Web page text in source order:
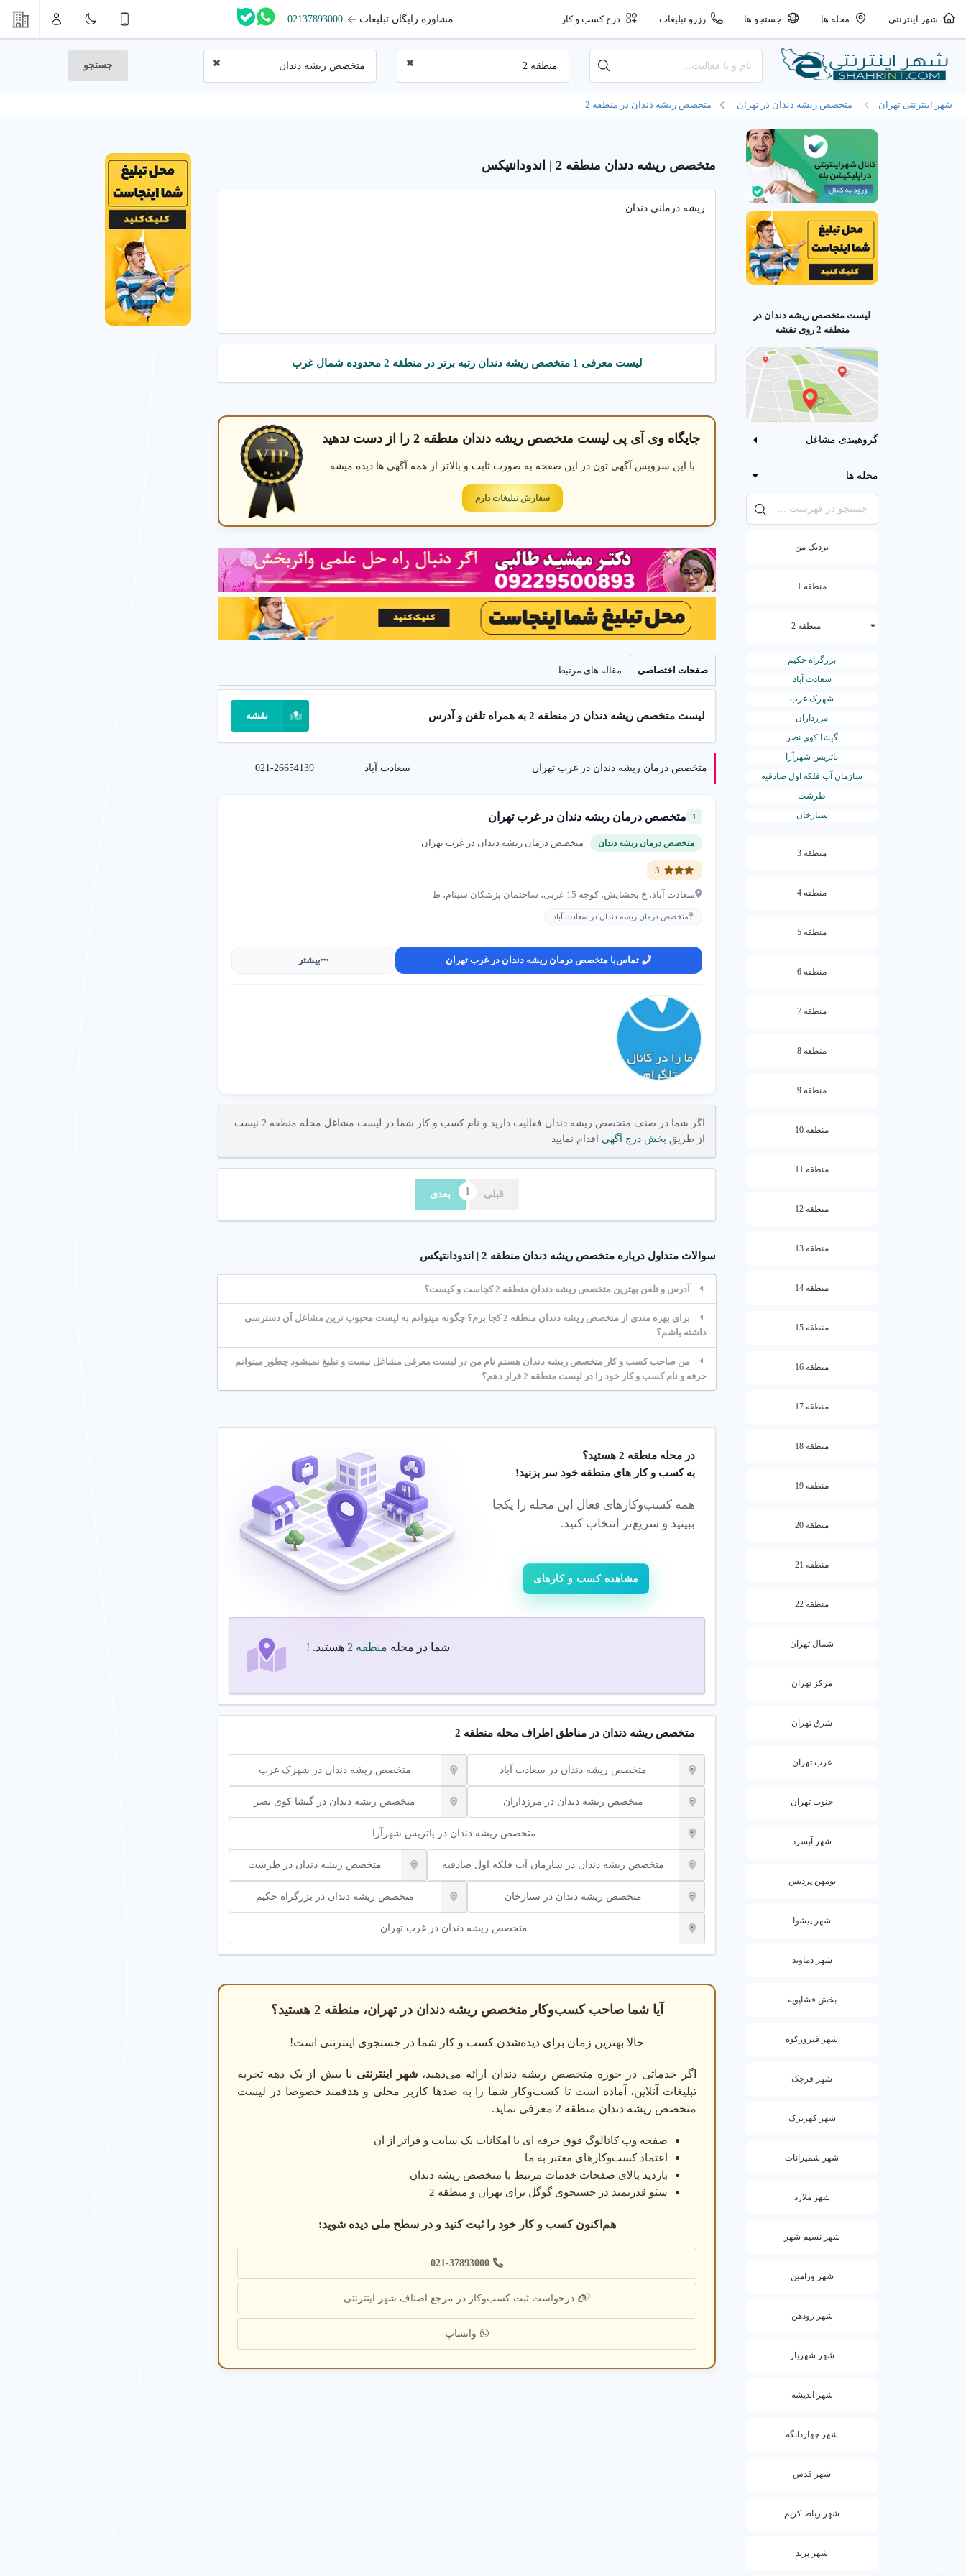
شهر اینترنتی محله ها جستجو ها رزرو تبلیغات درج کسب و کار مشاوره رایگان تبلیغات 02137893000
|
منطقه 2 متخصص ریشه دندان جستجو
شهر اینترنتی تهران متخصص ریشه دندان در تهران متخصص ریشه دندان در منطقه 2
لیست متخصص ریشه دندان در
منطقه 2 روی نقشه
گروهبندی مشاغل
محله ها
نزدیک من
منطقه 1
منطقه 2
بزرگراه حکیم
سعادت آباد
شهرک غرب
مرزداران
گیشا کوی نصر
پاتریس شهرآرا
سازمان آب فلکه اول صادقیه
طرشت
ستارخان
منطقه 3
منطقه 4
منطقه 5
منطقه 6
منطقه 7
منطقه 8
منطقه 9
منطقه 10
منطقه 11
منطقه 12
منطقه 13
منطقه 14
منطقه 15
منطقه 16
منطقه 17
منطقه 18
منطقه 19
منطقه 20
منطقه 21
منطقه 22
شمال تهران
مرکز تهران
شرق تهران
غرب تهران
جنوب تهران
شهر آبسرد
بومهن پردیس
شهر پیشوا
شهر دماوند
بخش فشاپویه
شهر فیروزکوه
شهر قرچک
شهر کهریزک
شهر شمیرانات
شهر ملارد
شهر نسیم شهر
شهر ورامین
شهر رودهن
شهر شهریار
شهر اندیشه
شهر چهاردانگه
شهر قدس
شهر رباط کریم
شهر پرند
متخصص ریشه دندان منطقه 2 | اندودانتیکس
ریشه درمانی دندان
لیست معرفی 1 متخصص ریشه دندان رتبه برتر در منطقه 2 محدوده شمال غرب
جایگاه وی آی پی لیست متخصص ریشه دندان منطقه 2 را از دست ندهید
با این سرویس آگهی تون در این صفحه به صورت ثابت و بالاتر از همه آگهی ها دیده میشه.
سفارش تبلیغات دارم
صفحات اختصاصی مقاله های مرتبط
لیست متخصص ریشه دندان در منطقه 2 به همراه تلفن و آدرس نقشه
متخصص درمان ریشه دندان در غرب تهران سعادت آباد 021-26654139
1 متخصص درمان ریشه دندان در غرب تهران
متخصص درمان ریشه دندان متخصص درمان ریشه دندان در غرب تهران
3
سعادت آباد، خ بخشایش، کوچه 15 غربی، ساختمان پزشکان سینام، ط
متخصص درمان ریشه دندان در سعادت آباد
تماسبا متخصص درمان ریشه دندان در غرب تهران بیشتر
اگر شما در صنف متخصص ریشه دندان فعالیت دارید و نام کسب و کار شما در لیست مشاغل محله منطقه 2 نیست
از طریق بخش درج آگهی اقدام نمایید
قبلی بعدی
سوالات متداول درباره متخصص ریشه دندان منطقه 2 | اندودانتیکس
آدرس و تلفن بهترین متخصص ریشه دندان منطقه 2 کجاست و کیست؟
برای بهره مندی از متخصص ریشه دندان منطقه 2 کجا برم؟ چگونه میتوانم به لیست محبوب ترین مشاغل آن دسترسی
داشته باشم؟
من صاحب کسب و کار متخصص ریشه دندان هستم نام من در لیست معرفی مشاغل نیست و تبلیغ نمیشود چطور میتوانم
حرفه و نام کسب و کار خود را در لیست منطقه 2 قرار دهم؟
در محله منطقه 2 هستید؟
به کسب و کار های منطقه خود سر بزنید!
همه کسب‌وکارهای فعال این محله را یکجا
ببینید و سریع‌تر انتخاب کنید.
مشاهده کسب و کارهای
شما در محله منطقه 2 هستید. !
متخصص ریشه دندان در مناطق اطراف محله منطقه 2
متخصص ریشه دندان در سعادت آباد متخصص ریشه دندان در شهرک غرب
متخصص ریشه دندان در مرزداران متخصص ریشه دندان در گیشا کوی نصر
متخصص ریشه دندان در پاتریس شهرآرا
متخصص ریشه دندان در سازمان آب فلکه اول صادقیه متخصص ریشه دندان در طرشت
متخصص ریشه دندان در ستارخان متخصص ریشه دندان در بزرگراه حکیم
متخصص ریشه دندان در غرب تهران
آیا شما صاحب کسب‌وکار متخصص ریشه دندان در تهران، منطقه 2 هستید؟
حالا بهترین زمان برای دیده‌شدن کسب و کار شما در جستجوی اینترنتی است!
اگر خدماتی در حوزه متخصص ریشه دندان ارائه می‌دهید،شهر اینترنتی با بیش از یک دهه تجربه
تبلیغات آنلاین، آماده است تا کسب‌وکار شما را به صدها کاربر محلی و هدفمند خصوصا در لیست
متخصص ریشه دندان منطقه 2 معرفی نماید.
صفحه وب کاتالوگ فوق حرفه ای با امکانات یک سایت و فراتر از آن
اعتماد کسب‌وکارهای معتبر به ما
بازدید بالای صفحات خدمات مرتبط با متخصص ریشه دندان
سئو قدرتمند در جستجوی گوگل برای تهران و منطقه 2
هم‌اکنون کسب و کار خود را ثبت کنید و در سطح ملی دیده شوید:
021-37893000
درخواست ثبت کسب‌وکار در مرجع اصناف شهر اینترنتی
واتساپ